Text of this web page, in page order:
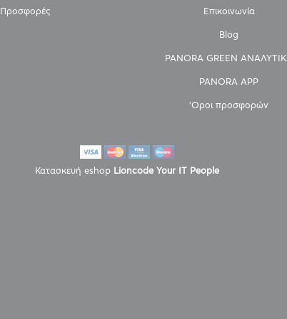
Προσφορές
Επικοινωνία
Blog
PANORA GREEN
PANORA APP
'Οροι προσφορών
Κατασκευή eshop Lioncode Your IT People